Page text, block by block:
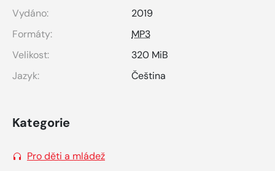
Vydáno:
2019
Formáty:
MP3
Velikost:
320 MiB
Jazyk:
Čeština
Kategorie
Pro děti a mládež